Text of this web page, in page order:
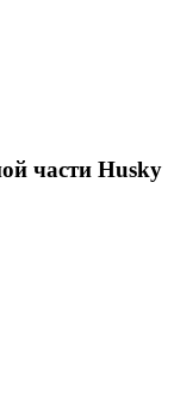
части Husky